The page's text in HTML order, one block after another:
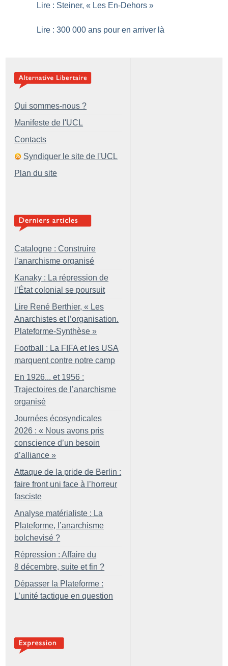
Lire : Steiner, « Les En-Dehors »
Lire : 300 000 ans pour en arriver là
Qui sommes-nous ?
Manifeste de l'UCL
Contacts
Syndiquer le site de l'UCL
Plan du site
Catalogne : Construire
l’anarchisme organisé
Kanaky : La répression de
l’État colonial se poursuit
Lire René Berthier, « Les
Anarchistes et l’organisation.
Plateforme-Synthèse »
Football : La FIFA et les USA
marquent contre notre camp
En 1926... et 1956 :
Trajectoires de l’anarchisme
organisé
Journées écosyndicales
2026 : « Nous avons pris
conscience d’un besoin
d’alliance »
Attaque de la pride de Berlin :
faire front uni face à l’horreur
fasciste
Analyse matérialiste : La
Plateforme, l’anarchisme
bolchevisé ?
Répression : Affaire du
8 décembre, suite et fin ?
Dépasser la Plateforme :
L’unité tactique en question